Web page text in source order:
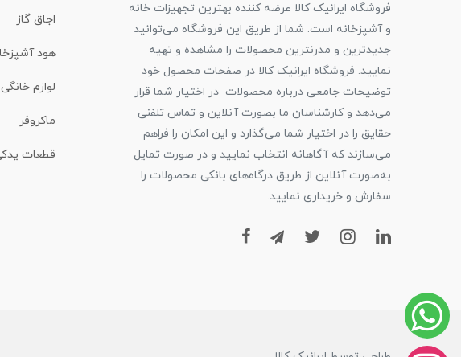
فروشگاه ایرانیک کالا عرضه کننده بهترین تجهیزات خانه
و آشپزخانه است. شما از طریق این فروشگاه می‌توانید
جدیدترین و مدرنترین محصولات را مشاهده و تهیه
نمایید. فروشگاه ایرانیک کالا در صفحات محصول خود
توضیحات جامعی درباره محصولات در اختیار شما قرار
می‌دهد و کارشناسان ما بصورت آنلاین و تماس تلفنی
حقایق را در اختیار شما می‌گذارد و این امکان را فراهم
می‌سازند که آگاهانه انتخاب نمایید و در صورت تمایل
به‌صورت آنلاین از طریق درگاه‌های بانکی محصولات را
سفارش و خریداری نمایید.
اجاق گاز
هود
لوازم خانگی
ماكروفر
قطعات